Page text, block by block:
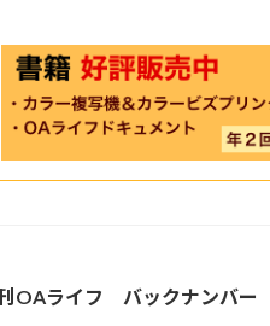
OAライフ バックナンバー